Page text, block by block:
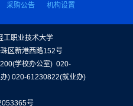
采购公告 机构设置
工职业技术大学
区新港西路152号
学校办公室) 020-
) 020-61230822(就业办)
号